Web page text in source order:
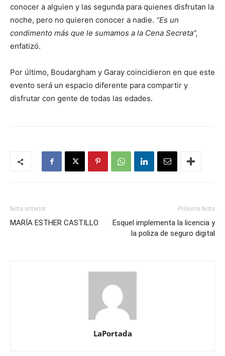
conocer a alguien y las segunda para quienes disfrutan la
noche, pero no quieren conocer a nadie. “Es un
condimento más que le sumamos a la Cena Secreta”,
enfatizó.
Por último, Boudargham y Garay coincidieron en que este
evento será un espacio diferente para compartir y
disfrutar con gente de todas las edades.
Nota anterior
MARÍA ESTHER CASTILLO
Próxima Nota
Esquel implementa la licencia y
la poliza de seguro digital
LaPortada